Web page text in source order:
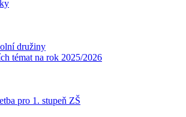
družiny
témat na rok 2025/2026
pro 1. stupeň ZŠ